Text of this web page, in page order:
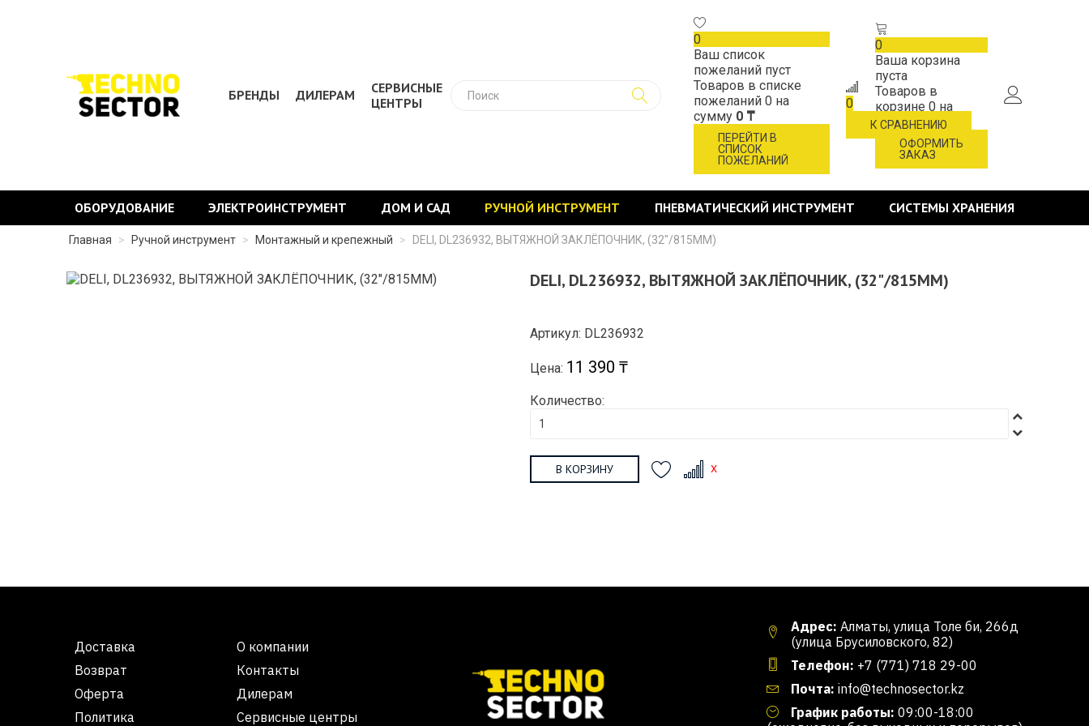
БРЕНДЫ ДИЛЕРАМ
СЕРВИСНЫЕ
ЦЕНТРЫ
0
Ваш список
пожеланий пуст
Товаров в списке
пожеланий 0 на
сумму 0 ₸
ПЕРЕЙТИ В
СПИСОК
ПОЖЕЛАНИЙ
0
К СРАВНЕНИЮ
0
Ваша корзина
пуста
Товаров в
корзине 0 на
сумму0 ₸
ОФОРМИТЬ
ЗАКАЗ
ОБОРУДОВАНИЕ ЭЛЕКТРОИНСТРУМЕНТ ДОМ И САД РУЧНОЙ ИНСТРУМЕНТ ПНЕВМАТИЧЕСКИЙ ИНСТРУМЕНТ СИСТЕМЫ ХРАНЕНИЯ
Главная > Ручной инструмент > Монтажный и крепежный > DELI, DL236932, ВЫТЯЖНОЙ ЗАКЛЁПОЧНИК, (32"/815ММ)
DELI, DL236932, ВЫТЯЖНОЙ ЗАКЛЁПОЧНИК, (32"/815ММ)
Артикул: DL236932
Цена: 11 390 ₸
Количество:
В КОРЗИНУ
Доставка
О компании
Возврат
Контакты
Оферта
Дилерам
Политика
Сервисные центры
Адрес: Алматы, улица Толе би, 266д
(улица Брусиловского, 82)
Телефон: +7 (771) 718 29-00
Почта: info@technosector.kz
График работы: 09:00-18:00